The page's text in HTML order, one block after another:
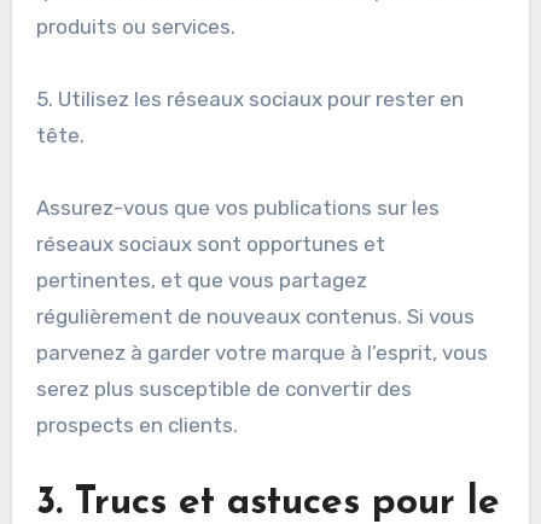
produits ou services.
5. Utilisez les réseaux sociaux pour rester en
tête.
Assurez-vous que vos publications sur les
réseaux sociaux sont opportunes et
pertinentes, et que vous partagez
régulièrement de nouveaux contenus. Si vous
parvenez à garder votre marque à l’esprit, vous
serez plus susceptible de convertir des
prospects en clients.
3. Trucs et astuces pour le